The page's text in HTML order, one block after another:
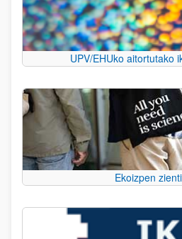
UPV/EHUko aitortutako
Ekoizpen